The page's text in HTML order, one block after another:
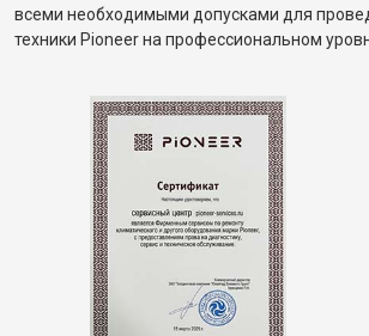
всеми необходимыми допусками для
техники Pioneer на профессиональном